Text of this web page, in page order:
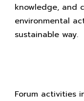
knowledge, and
environmental
sustainable way.
Forum activities